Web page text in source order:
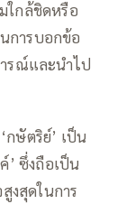
ใกล้ชิดหรือ
การบอกข้อ
ารณ์และนำไป
กษัตริย์’ เป็น
’ ซึ่งถือเป็น
งสุดในการ